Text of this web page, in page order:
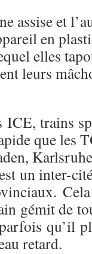
assise et
en
elles
leurs
ICE, trains
que les
un inter-
gémit de
qu’il
retard.